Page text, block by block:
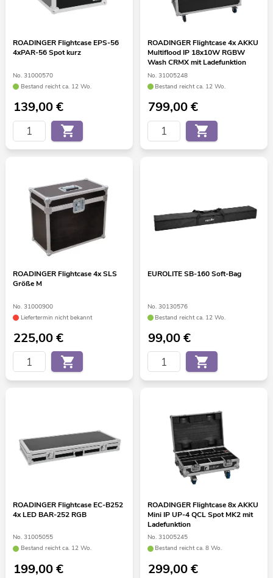
ROADINGER Flightcase EPS-56
4xPAR-56 Spot kurz
No. 31000570
Bestand reicht ca. 12 Wo.
139,00€
ROADINGER Flightcase 4x AKKU
Multiflood IP 18x10W RGBW
Wash CRMX mit Ladefunktion
No. 31005248
Bestand reicht ca. 12 Wo.
799,00€
ROADINGER Flightcase 4x SLS
Größe M
No. 31000900
Liefertermin nicht bekannt
225,00€
EUROLITE SB-160 Soft-Bag
No. 30130576
Bestand reicht ca. 12 Wo.
99,00€
ROADINGER Flightcase EC-B252
4x LED BAR-252 RGB
No. 31005055
Bestand reicht ca. 12 Wo.
199,00€
ROADINGER Flightcase 8x AKKU
Mini IP UP-4 QCL Spot MK2 mit
Ladefunktion
No. 31005245
Bestand reicht ca. 8 Wo.
299,00€